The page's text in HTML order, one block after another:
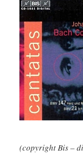
(copyright Bis –